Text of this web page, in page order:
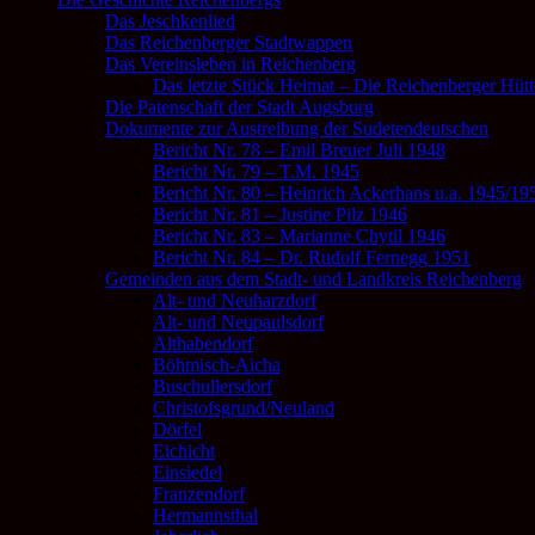
Das Jeschkenlied
Das Reichenberger Stadtwappen
Das Vereinsleben in Reichenberg
Das letzte Stück Heimat – Die Reichenberger
Die Patenschaft der Stadt Augsburg
Dokumente zur Austreibung der Sudetendeutschen
Bericht Nr. 78 – Emil Breuer Juli 1948
Bericht Nr. 79 – T.M. 1945
Bericht Nr. 80 – Heinrich Ackerhans u.a. 1945/
Bericht Nr. 81 – Justine Pilz 1946
Bericht Nr. 83 – Marianne Chytil 1946
Bericht Nr. 84 – Dr. Rudolf Fernegg 1951
Gemeinden aus dem Stadt- und Landkreis Reichenberg
Alt- und Neuharzdorf
Alt- und Neupaulsdorf
Althabendorf
Böhmisch-Aicha
Buschullersdorf
Christofsgrund/Neuland
Dörfel
Eichicht
Einsiedel
Franzendorf
Hermannsthal